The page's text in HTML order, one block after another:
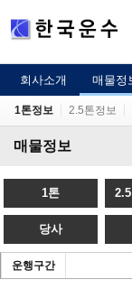
회사소개 매물정
1톤정보 2.5톤정보
매물정보
1톤
당사
운행구간